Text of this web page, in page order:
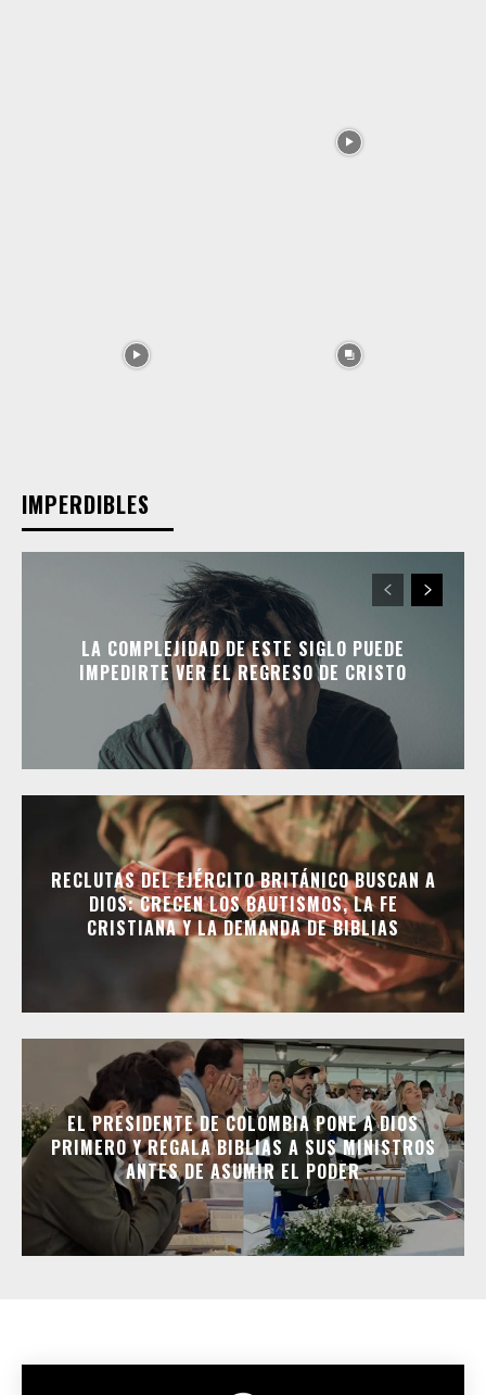
IMPERDIBLES
LA COMPLEJIDAD DE ESTE SIGLO PUEDE
IMPEDIRTE VER EL REGRESO DE CRISTO
RECLUTAS DEL EJÉRCITO BRITÁNICO BUSCAN A
DIOS: CRECEN LOS BAUTISMOS, LA FE
CRISTIANA Y LA DEMANDA DE BIBLIAS
EL PRESIDENTE DE COLOMBIA PONE A DIOS
PRIMERO Y REGALA BIBLIAS A SUS MINISTROS
ANTES DE ASUMIR EL PODER